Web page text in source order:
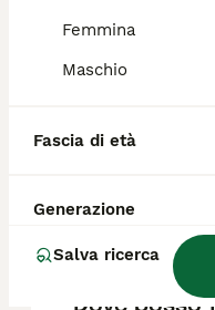
Femmina
Maschio
Fascia di età
Generazione
Salva ricerca
Qual è il
Hannover?